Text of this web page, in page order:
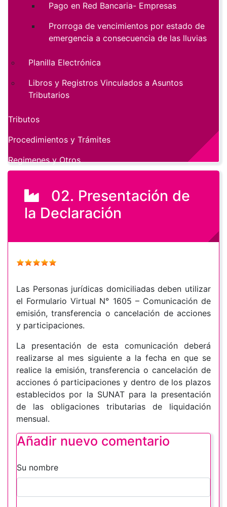
02. Presentación de
la Declaración
Las Personas jurídicas domiciliadas deben utilizar
el Formulario Virtual N° 1605 – Comunicación de
emisión, transferencia o cancelación de acciones
y participaciones.
La presentación de esta comunicación deberá
realizarse al mes siguiente a la fecha en que se
realice la emisión, transferencia o cancelación de
acciones ó participaciones y dentro de los plazos
establecidos por la SUNAT para la presentación
de las obligaciones tributarias de liquidación
mensual.
Añadir nuevo comentario
Su nombre
Pago en Red Bancaria- Empresas
Prorroga de vencimientos por estado de
emergencia a consecuencia de las lluvias
Planilla Electrónica
Libros y Registros Vinculados a Asuntos
Tributarios
Tributos
Procedimientos y Trámites
Regimenes y Otros